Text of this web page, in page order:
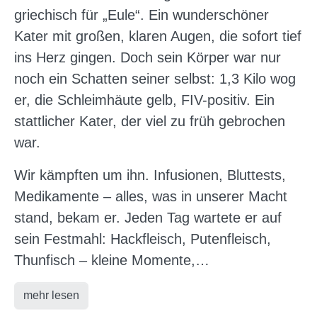
griechisch für „Eule“. Ein wunderschöner
Kater mit großen, klaren Augen, die sofort tief
ins Herz gingen. Doch sein Körper war nur
noch ein Schatten seiner selbst: 1,3 Kilo wog
er, die Schleimhäute gelb, FIV-positiv. Ein
stattlicher Kater, der viel zu früh gebrochen
war.
Wir kämpften um ihn. Infusionen, Bluttests,
Medikamente – alles, was in unserer Macht
stand, bekam er. Jeden Tag wartete er auf
sein Festmahl: Hackfleisch, Putenfleisch,
Thunfisch – kleine Momente,…
mehr lesen